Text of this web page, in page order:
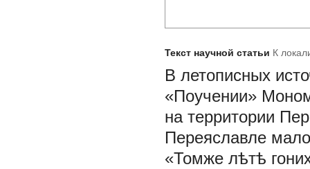
Текст научной статьи К
В летописных
«Поучении»
на территории
Переяславле
«Томже лѣтѣ